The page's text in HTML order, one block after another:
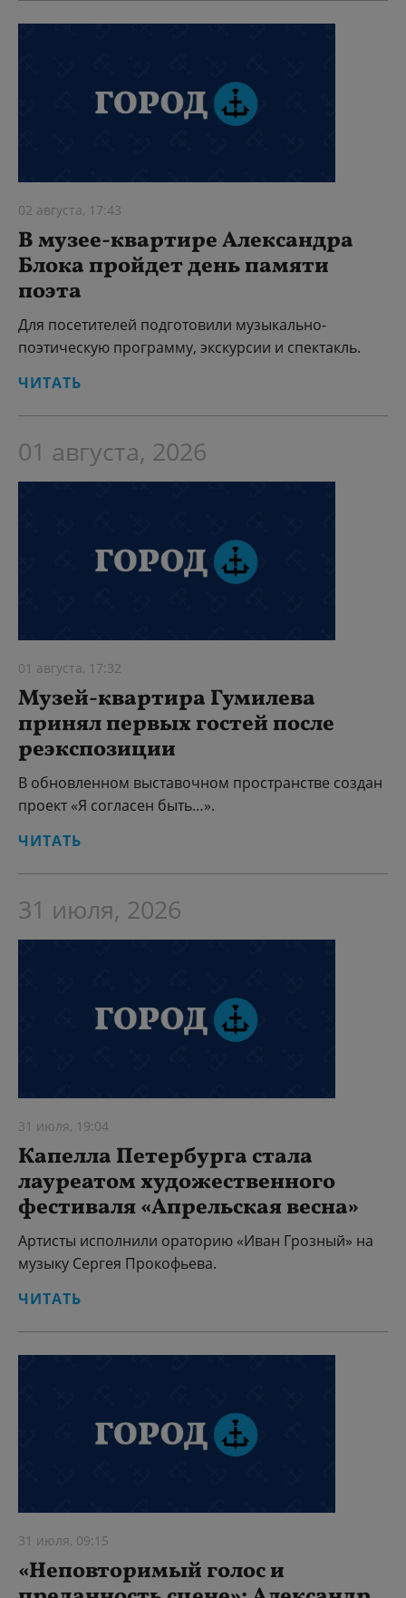
02 августа, 17:43
В музее-квартире Александра
Блока пройдет день памяти
поэта
Для посетителей подготовили музыкально-
поэтическую программу, экскурсии и спектакль.
ЧИТАТЬ
01 августа, 2026
01 августа, 17:32
Музей-квартира Гумилева
принял первых гостей после
реэкспозиции
В обновленном выставочном пространстве создан
проект «Я согласен быть…».
ЧИТАТЬ
31 июля, 2026
31 июля, 19:04
Капелла Петербурга стала
лауреатом художественного
фестиваля «Апрельская весна»
Артисты исполнили ораторию «Иван Грозный» на
музыку Сергея Прокофьева.
ЧИТАТЬ
31 июля, 09:15
«Неповторимый голос и